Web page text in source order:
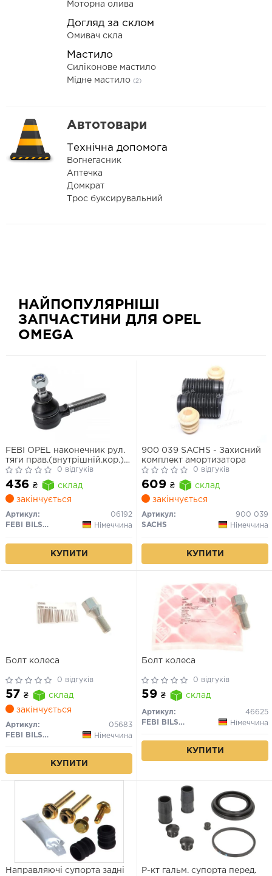
Моторна олива
Догляд за склом
Омивач скла
Мастило
Силіконове мастило
Мідне мастило (2)
Автотовари
Технічна допомога
Вогнегасник
Аптечка
Домкрат
Трос буксирувальний
НАЙПОПУЛЯРНІШІ
ЗАПЧАСТИНИ ДЛЯ OPEL
OMEGA
FEBI OPEL наконечник рул.
тяги прав.(внутрішній.кор.)
M14*1,5RHT Omega A/B
0 відгуків
436 ₴
склад
закінчується
Артикул:
06192
FEBI BILSTEIN
Німеччина
КУПИТИ
900 039 SACHS - Захисний
комплект амортизатора
0 відгуків
609 ₴
склад
закінчується
Артикул:
900 039
SACHS
Німеччина
КУПИТИ
Болт колеса
0 відгуків
57 ₴
склад
закінчується
Артикул:
05683
FEBI BILSTEIN
Німеччина
КУПИТИ
Болт колеса
0 відгуків
59 ₴ склад
Артикул:
46625
FEBI BILSTEIN
Німеччина
КУПИТИ
Направляючі супорта задні
Р-кт гальм. супорта перед.